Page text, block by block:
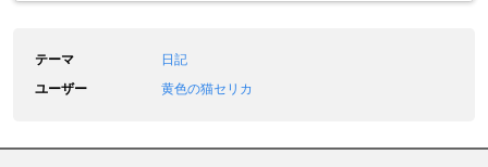
テーマ
日記
ユーザー
黄色の猫セリカ